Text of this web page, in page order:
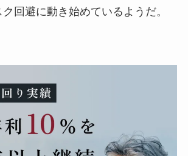
回避に動き始めているようだ。